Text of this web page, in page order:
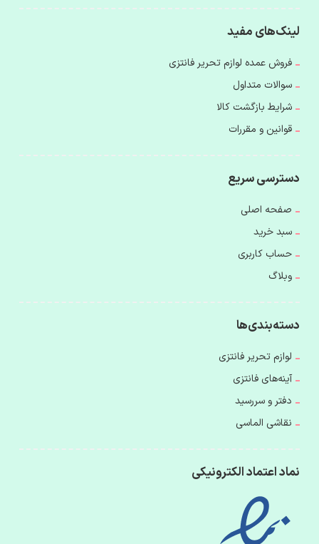
لینک‌های مفید
فروش عمده لوازم تحریر فانتزی
سوالات متداول
شرایط بازگشت کالا
قوانین و مقررات
دسترسی سریع
صفحه اصلی
سبد خرید
حساب کاربری
وبلاگ
دسته‌بندی‌ها
لوازم تحریر فانتزی
آینه‌های فانتزی
دفتر و سررسید
نقاشی الماسی
نماد اعتماد الکترونیکی